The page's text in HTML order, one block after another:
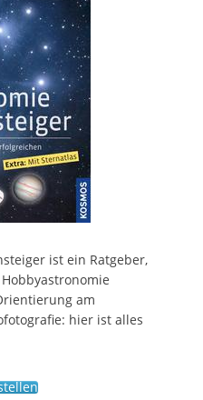
ist ein Ratgeber,
am
hier ist alles